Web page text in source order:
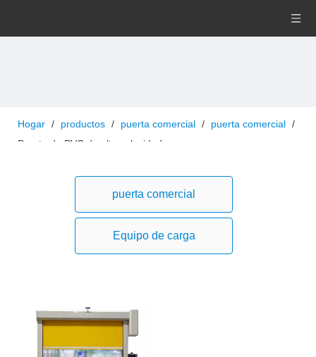
Hogar / productos / puerta comercial / puerta comercial /
Puerta de PVC de alta velocidad
puerta comercial
Equipo de carga